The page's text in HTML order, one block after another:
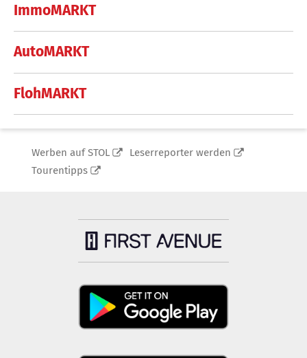
ImmoMARKT
AutoMARKT
FlohMARKT
Werben auf STOL
Leserreporter werden
Tourentipps